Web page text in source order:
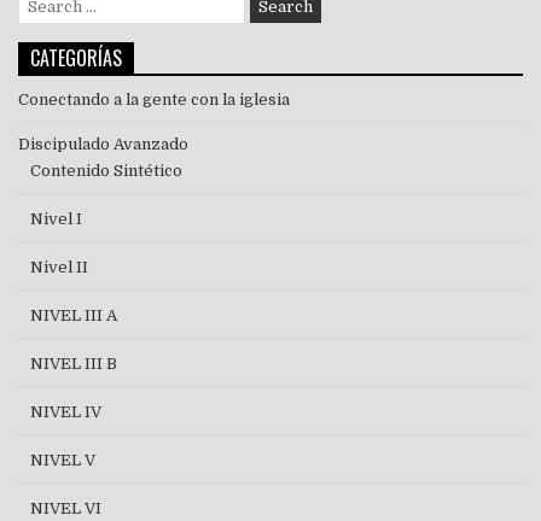
CATEGORÍAS
Conectando a la gente con la iglesia
Discipulado Avanzado
Contenido Sintético
Nivel I
Nivel II
NIVEL III A
NIVEL III B
NIVEL IV
NIVEL V
NIVEL VI